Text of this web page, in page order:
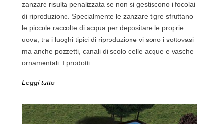
zanzare risulta penalizzata se non si gestiscono i focolai
di riproduzione. Specialmente le zanzare tigre sfruttano
le piccole raccolte di acqua per depositare le proprie
uova, tra i luoghi tipici di riproduzione vi sono i sottovasi
ma anche pozzetti, canali di scolo delle acque e vasche
ornamentali. I prodotti...
Leggi tutto